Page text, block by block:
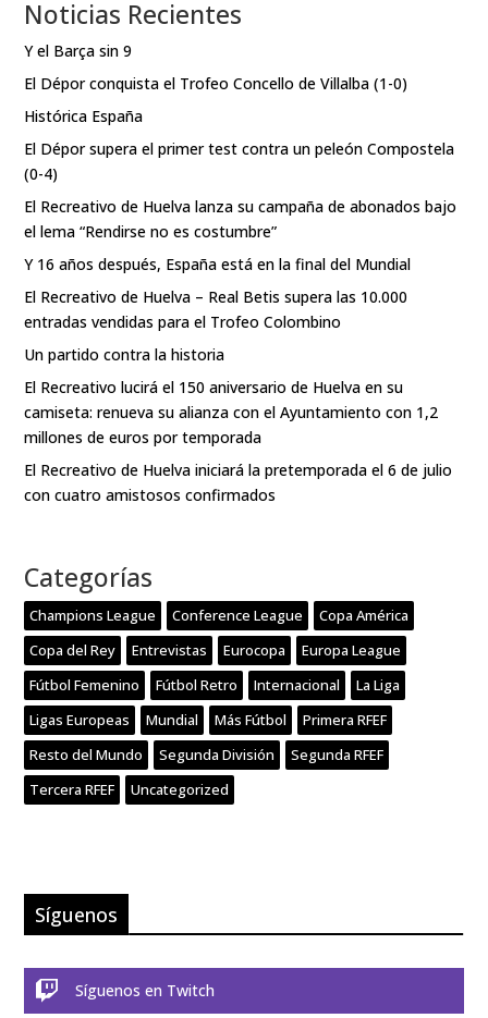
Noticias Recientes
Y el Barça sin 9
El Dépor conquista el Trofeo Concello de Villalba (1-0)
Histórica España
El Dépor supera el primer test contra un peleón Compostela
(0-4)
El Recreativo de Huelva lanza su campaña de abonados bajo
el lema “Rendirse no es costumbre”
Y 16 años después, España está en la final del Mundial
El Recreativo de Huelva – Real Betis supera las 10.000
entradas vendidas para el Trofeo Colombino
Un partido contra la historia
El Recreativo lucirá el 150 aniversario de Huelva en su
camiseta: renueva su alianza con el Ayuntamiento con 1,2
millones de euros por temporada
El Recreativo de Huelva iniciará la pretemporada el 6 de julio
con cuatro amistosos confirmados
Categorías
Champions League Conference League
Copa América
Copa del Rey
Entrevistas Eurocopa
Europa League
Fútbol Femenino
Fútbol Retro Internacional
La Liga
Ligas Europeas
Mundial Más Fútbol
Primera RFEF
Resto del Mundo
Segunda División
Segunda RFEF
Tercera RFEF
Uncategorized
Síguenos
 Síguenos en Twitch